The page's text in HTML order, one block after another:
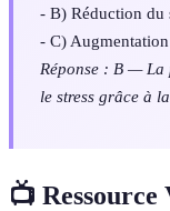
- B) Réduction du
- C)
Réponse : B —
le stress grâce à
📺 Ressource